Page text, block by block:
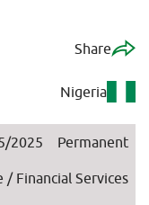
Share
Nigeria
Permanent
2025
/ Financial Services